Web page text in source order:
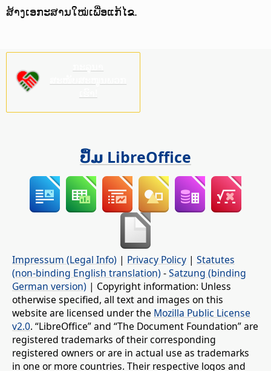
ສ້າງເອກະສານໃໝ່ເພື່ອແກ້ໄຂ.
ປຶ້ມ LibreOffice
Impressum (Legal Info) | Privacy Policy | Statutes
(non-binding English translation) -Satzung (binding
German version) | Copyright information: Unless
otherwise specified, all text and images on this
website are licensed under the Mozilla Public License
v2.0. “LibreOffice” and “The Document Foundation” are
registered trademarks of their corresponding
registered owners or are in actual use as trademarks
in one or more countries. Their respective logos and